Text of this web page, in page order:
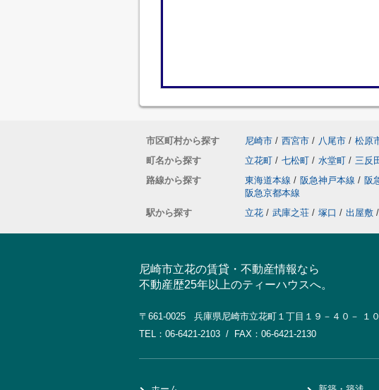
市区町村から探す 尼崎市 / 西宮市 / 八尾市 / 松原
町名から探す
立花町 / 七松町 / 水堂町 / 三反
路線から探す
東海道本線 / 阪急神戸本線 / 阪
阪急京都本線
駅から探す
立花 / 武庫之荘 / 塚口 / 出屋敷 /
尼崎市立花の賃貸・不動産情報なら
不動産歴25年以上のティーハウスへ。
〒661-0025 兵庫県尼崎市立花町１丁目１９－４０－ １
TEL：06-6421-2103 / FAX：06-6421-2130